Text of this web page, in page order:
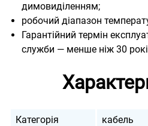
димовиділенням;
робочий діапазон
Гарантійний термін
служби — менше ніж 30
Категорія
кабель